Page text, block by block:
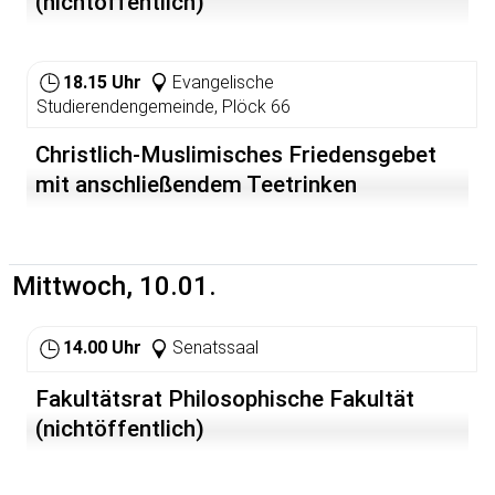
ist gesorgt - den Teilnehmenden entstehen keine Kosten
18.15 Uhr
Evangelische
Studierendengemeinde, Plöck 66
Christlich-Muslimisches Friedensgebet
mit anschließendem Teetrinken
Mittwoch, 10.01.
14.00 Uhr Senatssaal
Fakultätsrat Philosophische Fakultät
(nichtöffentlich)